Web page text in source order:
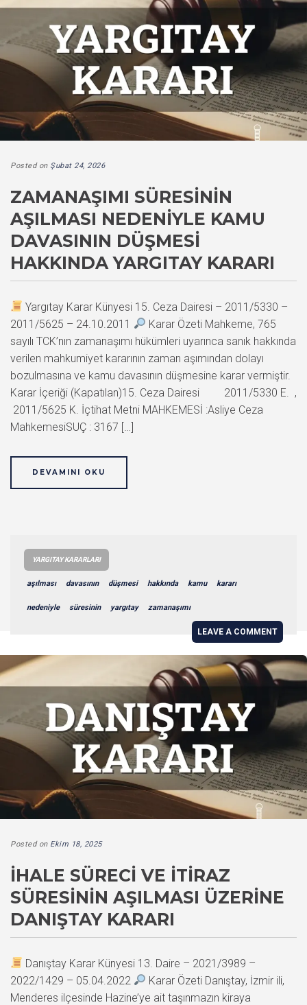
Posted on Şubat 24, 2026
ZAMANAŞIMI SÜRESININ
AŞILMASI NEDENIYLE KAMU
DAVASININ DÜŞMESI
HAKKINDA YARGITAY KARARI
Yargıtay Karar Künyesi 15. Ceza Dairesi – 2011/5330 –
2011/5625 – 24.10.2011
Karar Özeti Mahkeme, 765
sayılı TCK’nın zamanaşımı hükümleri uyarınca sanık hakkında
verilen mahkumiyet kararının zaman aşımından dolayı
bozulmasına ve kamu davasının düşmesine karar vermiştir.
Karar İçeriği (Kapatılan)15. Ceza Dairesi 2011/5330 E. ,
2011/5625 K. İçtihat Metni MAHKEMESİ :Asliye Ceza
MahkemesiSUÇ : 3167 […]
DEVAMINI OKU
YARGITAY KARARLARI
aşılması davasının düşmesi hakkında kamu kararı
nedeniyle süresinin yargıtay zamanaşımı
LEAVE A COMMENT
Posted on Ekim 18, 2025
İHALE SÜRECI VE İTIRAZ
SÜRESININ AŞILMASI ÜZERINE
DANIŞTAY KARARI
Danıştay Karar Künyesi 13. Daire – 2021/3989 –
2022/1429 – 05.04.2022
Karar Özeti Danıştay, İzmir ili,
Menderes ilçesinde Hazine’ye ait taşınmazın kiraya